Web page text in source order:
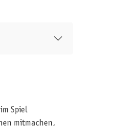
Spiel
mitmachen,